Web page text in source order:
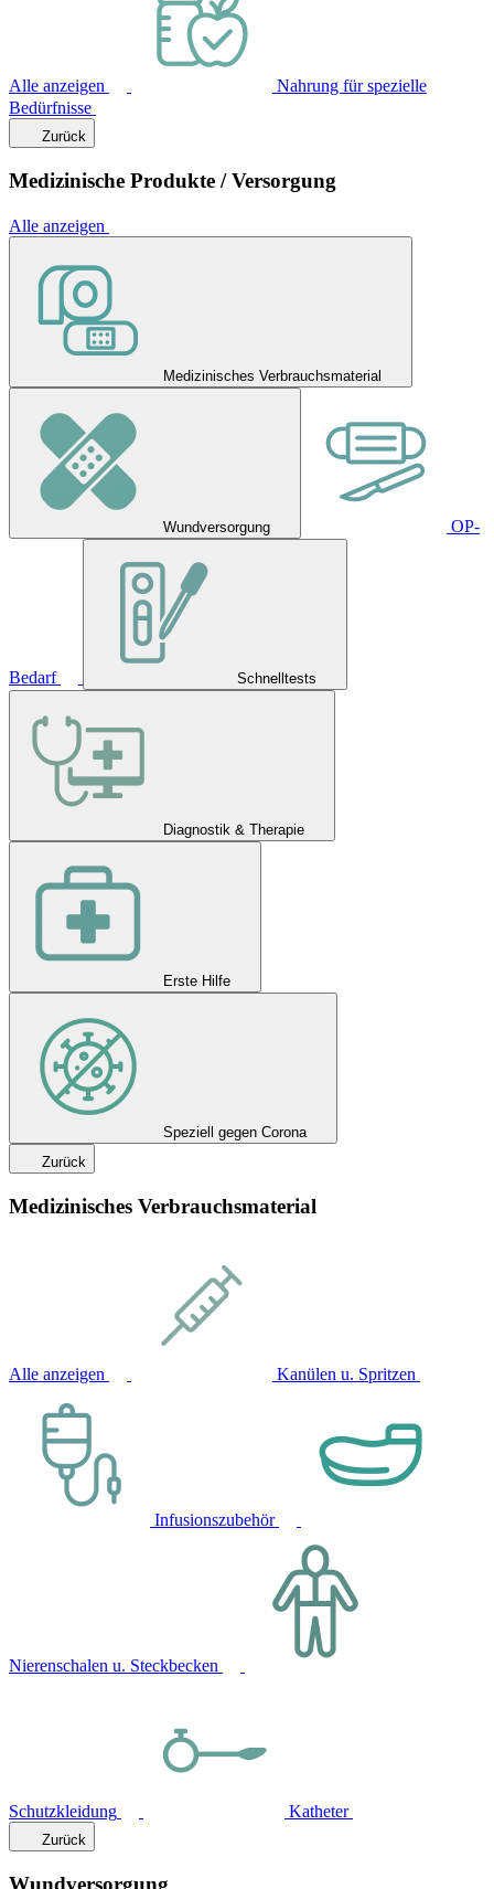
Alle anzeigen
Nahrung für spezielle
Bedürfnisse
Zurück
Medizinische Produkte / Versorgung
Alle anzeigen
Medizinisches Verbrauchsmaterial
Wundversorgung OP-
Bedarf Schnelltests
Diagnostik & Therapie
Erste Hilfe
Speziell gegen Corona
Zurück
Medizinisches Verbrauchsmaterial
Alle anzeigen Kanülen u. Spritzen
Infusionszubehör
Nierenschalen u. Steckbecken
Schutzkleidung Katheter
Zurück
Wundversorgung